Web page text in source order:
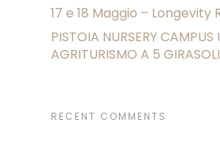
17 e 18 Maggio – Longevity
PISTOIA NURSERY CAMPUS
AGRITURISMO A 5 GIRASOLI
RECENT COMMENTS